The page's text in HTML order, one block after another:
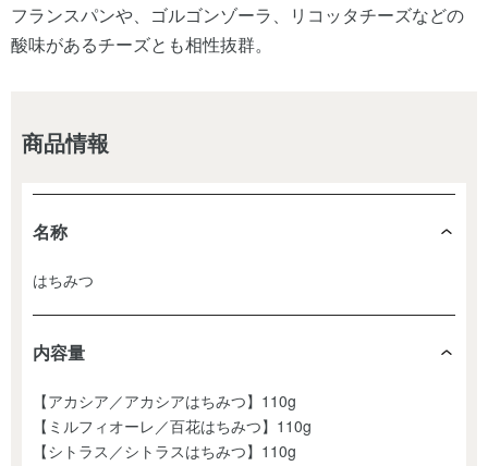
フランスパンや、ゴルゴンゾーラ、リコッタチーズなどの
酸味があるチーズとも相性抜群。
商品情報
名称
はちみつ
内容量
【アカシア／アカシアはちみつ】110g
【ミルフィオーレ／百花はちみつ】110g
【シトラス／シトラスはちみつ】110g